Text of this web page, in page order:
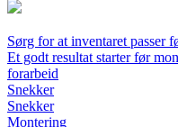
Sørg for at inventaret passer
Et godt resultat starter før
forarbeid
Snekker
Snekker
Montering